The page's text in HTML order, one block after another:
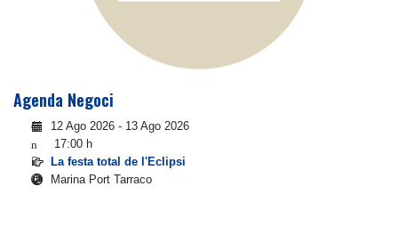
Agenda Negoci
12 Ago 2026 - 13 Ago 2026
17:00 h
La festa total de l'Eclipsi
Marina Port Tarraco